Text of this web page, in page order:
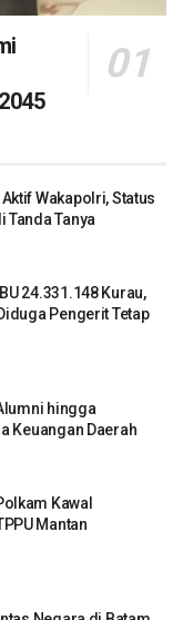
Wakapolri, Status
Tanya
24.331.148 Kurau,
Pengerit Tetap
hingga
Keuangan Daerah
Kawal
Mantan